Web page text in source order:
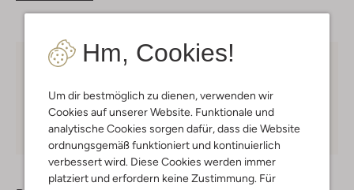
Hm, Cookies!
Um dir bestmöglich zu dienen, verwenden wir
Cookies auf unserer Website. Funktionale und
analytische Cookies sorgen dafür, dass die Website
ordnungsgemäß funktioniert und kontinuierlich
verbessert wird. Diese Cookies werden immer
platziert und erfordern keine Zustimmung. Für
Kostenloser Versand
Kauf auf Rechnung 30 TagenRückgaberecht